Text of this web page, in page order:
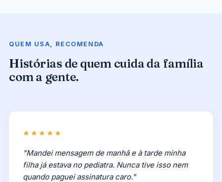
QUEM USA, RECOMENDA
Histórias de quem cuida da família
com a gente.
★★★★★
"Mandei mensagem de manhã e à tarde minha
filha já estava no pediatra. Nunca tive isso nem
quando paguei assinatura caro."